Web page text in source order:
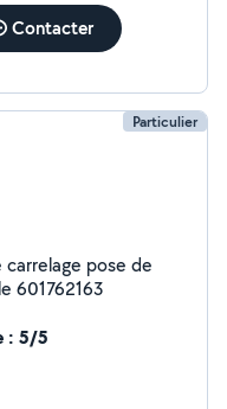
Contacter
Particulier
601762163
: 5/5